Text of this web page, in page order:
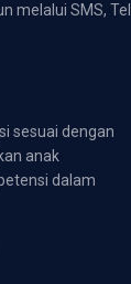
melalui SMS,
sesuai dengan
anak
dalam